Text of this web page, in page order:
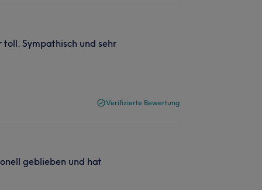
Sympathisch und sehr
Verifizierte Bewertung
geblieben und hat